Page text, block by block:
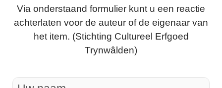
Via onderstaand formulier kunt u een reactie
achterlaten voor de auteur of de eigenaar van
het item. (Stichting Cultureel Erfgoed
Trynwâlden)